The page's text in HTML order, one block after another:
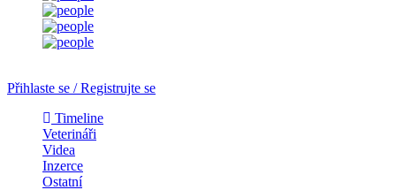
Přihlaste se / Registrujte se
Timeline
Veterináři
Videa
Inzerce
Ostatní